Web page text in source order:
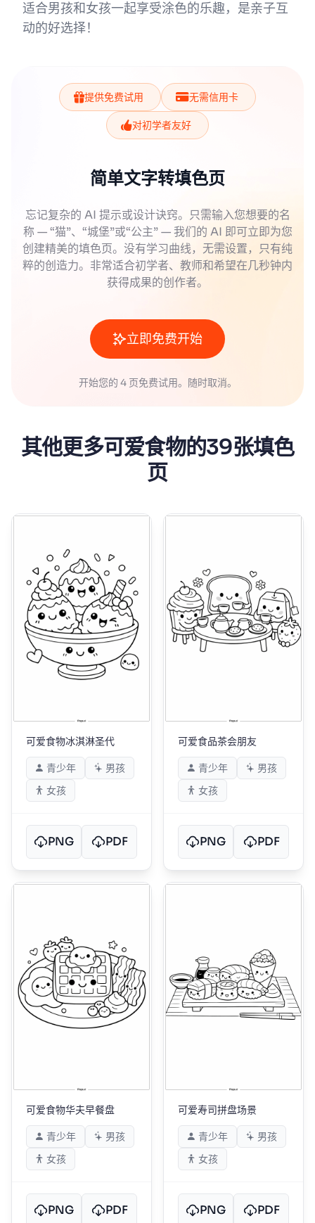
适合男孩和女孩一起享受涂色的乐趣，是亲子互
动的好选择！
提供免费试用 无需信用卡
对初学者友好
简单文字转填色页
忘记复杂的 AI 提示或设计诀窍。只需输入您想要的名
称 — “猫”、“城堡”或“公主” — 我们的 AI 即可立即为您
创建精美的填色页。没有学习曲线，无需设置，只有纯
粹的创造力。非常适合初学者、教师和希望在几秒钟内
获得成果的创作者。
立即免费开始
开始您的 4 页免费试用。随时取消。
其他更多可爱食物的39张填色
页
可爱食物冰淇淋圣代
青少年
男孩
女孩
PNG PDF
可爱食品茶会朋友
青少年
男孩
女孩
PNG PDF
可爱食物华夫早餐盘
青少年
男孩
女孩
PNG PDF
可爱寿司拼盘场景
青少年
男孩
女孩
PNG PDF